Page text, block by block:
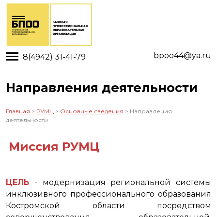
8(4942) 31-41-79 bpoo44@ya.ru
Toggle main menu visibility
Направления деятельности
Главная > РУМЦ > Основные сведения > Направления
деятельности
Миссия РУМЦ
ЦЕЛЬ - модернизация региональной системы
инклюзивного профессионального образования
Костромской области посредством